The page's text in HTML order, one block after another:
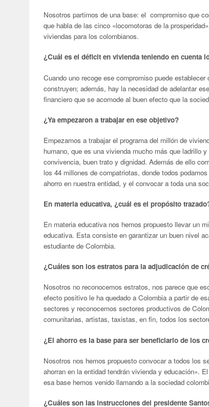
Nosotros partimos de una base: el compromiso que
que habla de las cinco «locomotoras de la
viviendas para los colombianos.
¿Cuál es el déficit en vivienda teniendo en cuenta
Cuando uno recoge ese compromiso puede
construyen; además, hay la necesidad de adelantar
financiero que se acomode al buen efecto que la
¿Ya empezaron a trabajar en ese objetivo?
Empezamos a trabajar el programa del millón de
humano, que es una vivienda mucho más que ladrillo
convivencia, buen trato y dignidad. Además de ello
los 44 millones de compatriotas, donde todos
ahorro en nuestra entidad, y el convocar a toda una
En materia educativa, ¿cuál es el propósito
En materia educativa nos hemos propuesto llevar un
educativa. Esta consiste en garantizar un buen nivel
estudiante de Colombia.
¿Cuáles son los estratos para la adjudicación de
Nosotros no reconocemos estratos, nos parece que
efecto positivo le ha quedado a Colombia a partir de
sectores y reconocemos sectores productivos de
comunitarias, artistas, taxistas, en fin, todos los
¿El ahorro es la base para ser beneficiario de los
Nosotros nos hemos propuesto convocar a todos los
ahorran en la entidad tendrán vivienda y educación».
esa base hemos venido llamando a la sociedad
¿Cuáles son las instrucciones del presidente